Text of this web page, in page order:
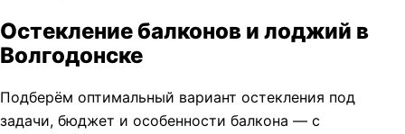
Остекление балконов и лоджий в
Волгодонске
Подберём оптимальный вариант остекления под
задачи, бюджет и особенности балкона — с